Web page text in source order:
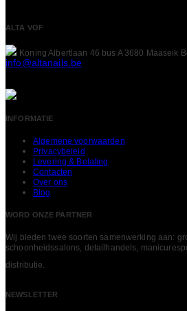
ALTA VOF
Koning Albertlaan 46 bus A 3680 Maaseik
info@altanails.be
INFORMATIE
Algemene voorwaarden
Privacybeleid
Levering & Betaling
Contacten
Over ons
Blog
WORD ONZE PARTNER
Wij bieden twee soorten samenwerking aan:
schoonheidssalons, detailhandels,
distributie.
NEWSLETTER